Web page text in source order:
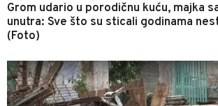
Grom udario u porodičnu kuću, majka
unutra: Sve što su sticali godinama
(Foto)